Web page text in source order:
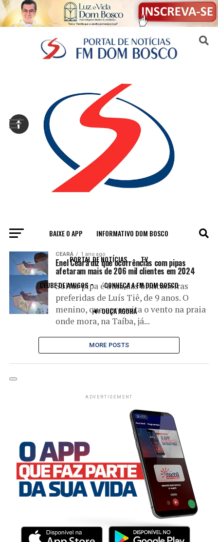
BAIXE O APP INFORMATIVO DOM BOSCO
PORTAL DE NOTÍCIAS TV
CLUBE DE AMIGOS CONHEÇA A FM DOM BOSCO
🔊 OUÇA AGORA
All posts tagged "choque elétrico"
CEARÁ 1 ano ago
Enel Ceará diz que ocorrências com pipas
afetaram mais de 206 mil clientes em 2024
Soltar pipa é uma das brincadeiras
preferidas de Luís Tiê, de 9 anos. O
menino, que aproveita o vento na praia
onde mora, na Taíba, já...
MORE POSTS
ADVERTISEMENT
Sair da versão mobile